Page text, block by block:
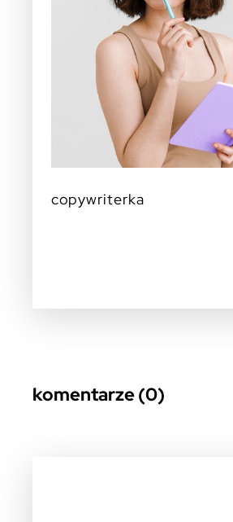
copywriterka
komentarze (0)